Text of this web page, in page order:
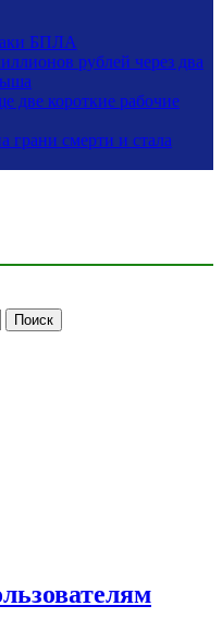
БПЛА
рублей через два
две короткие рабочие
грани смерти и стала